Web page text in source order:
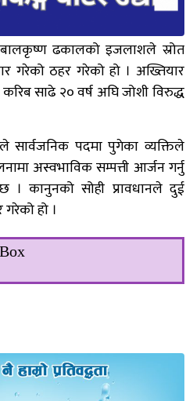
बालकृष्ण ढकालको इजलाशले स्रोत
गरेको ठहर गरेको हो । अख्तियार
साढे २० वर्ष अघि जोशी विरुद्ध
सार्वजनिक पदमा पुगेका व्यक्तिले
अस्वभाविक सम्पत्ती आर्जन गर्नु
। कानुनको सोही प्रावधानले दुई
हो ।